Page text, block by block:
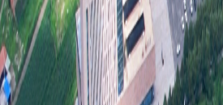
用相
作机